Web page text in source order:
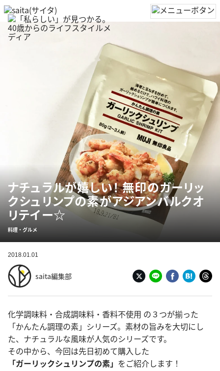
ナチュラルが嬉しい！ 無印のガーリッ
クシュリンプの素がアジアンバルクオ
リテイー☆
料理・グルメ
2018.01.01
saita編集部
化学調味料・合成調味料・香料不使用 の３つが揃った
「かんたん調理の素」シリーズ。素材の旨みを大切にし
た、ナチュラルな風味が人気のシリーズです。
その中から、今回は先日初めて購入した
「ガーリックシュリンプの素」 をご紹介します！